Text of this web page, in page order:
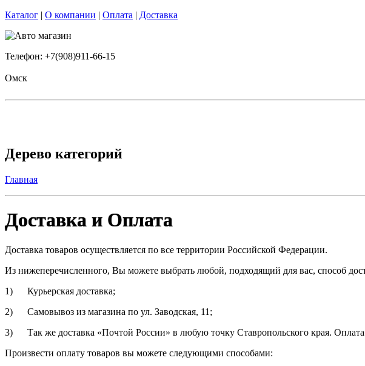
Каталог | О компании | Оплата | Доставка
Телефон: +7(908)911-66-15
Омск
Дерево категорий
Главная
Доставка и Оплата
Доставка товаров осуществляется по все территории Российской Федерации.
Из нижеперечисленного, Вы можете выбрать любой, подходящий для вас, способ
1) Курьерская доставка;
2) Самовывоз из магазина по ул. Заводская, 11;
3) Так же доставка «Почтой России» в любую точку Ставропольского края.
Произвести оплату товаров вы можете следующими способами: